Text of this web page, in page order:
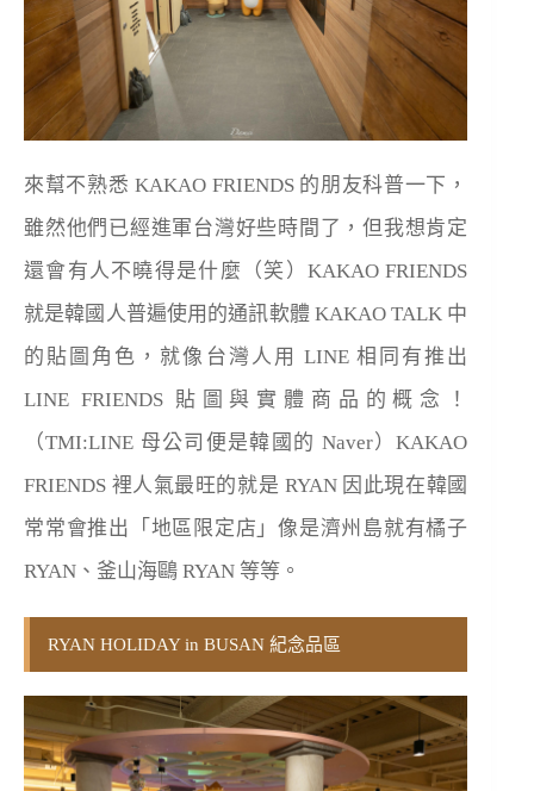
來幫不熟悉 KAKAO FRIENDS 的朋友科普一下，
雖然他們已經進軍台灣好些時間了，但我想肯定
還會有人不曉得是什麼（笑）KAKAO FRIENDS
就是韓國人普遍使用的通訊軟體 KAKAO TALK 中
的貼圖角色，就像台灣人用 LINE 相同有推出
LINE FRIENDS 貼圖與實體商品的概念！
（TMI:LINE 母公司便是韓國的 Naver）KAKAO
FRIENDS 裡人氣最旺的就是 RYAN 因此現在韓國
常常會推出「地區限定店」像是濟州島就有橘子
RYAN、釜山海鷗 RYAN 等等。
RYAN HOLIDAY in BUSAN 紀念品區